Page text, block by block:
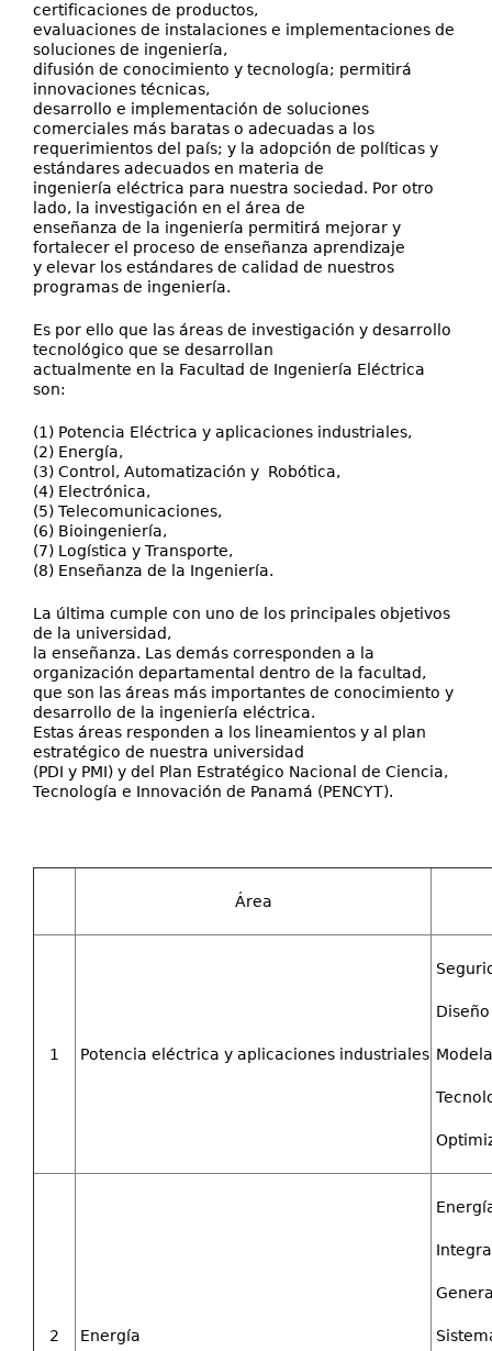
certificaciones de productos,
evaluaciones de instalaciones e implementaciones de
soluciones de ingeniería,
difusión de conocimiento y tecnología; permitirá
innovaciones técnicas,
desarrollo e implementación de soluciones
comerciales más baratas o adecuadas a los
requerimientos del país; y la adopción de políticas y
estándares adecuados en materia de
ingeniería eléctrica para nuestra sociedad. Por otro
lado, la investigación en el área de
enseñanza de la ingeniería permitirá mejorar y
fortalecer el proceso de enseñanza aprendizaje
y elevar los estándares de calidad de nuestros
programas de ingeniería.
Es por ello que las áreas de investigación y desarrollo
tecnológico que se desarrollan
actualmente en la Facultad de Ingeniería Eléctrica
son:
(1) Potencia Eléctrica y aplicaciones industriales,
(2) Energía,
(3) Control, Automatización y Robótica,
(4) Electrónica,
(5) Telecomunicaciones,
(6) Bioingeniería,
(7) Logística y Transporte,
(8) Enseñanza de la Ingeniería.
La última cumple con uno de los principales objetivos
de la universidad,
la enseñanza. Las demás corresponden a la
organización departamental dentro de la facultad,
que son las áreas más importantes de conocimiento y
desarrollo de la ingeniería eléctrica.
Estas áreas responden a los lineamientos y al plan
estratégico de nuestra universidad
(PDI y PMI) y del Plan Estratégico Nacional de Ciencia,
Tecnología e Innovación de Panamá (PENCYT).
Área
1 Potencia eléctrica y aplicaciones industriales
2 Energía